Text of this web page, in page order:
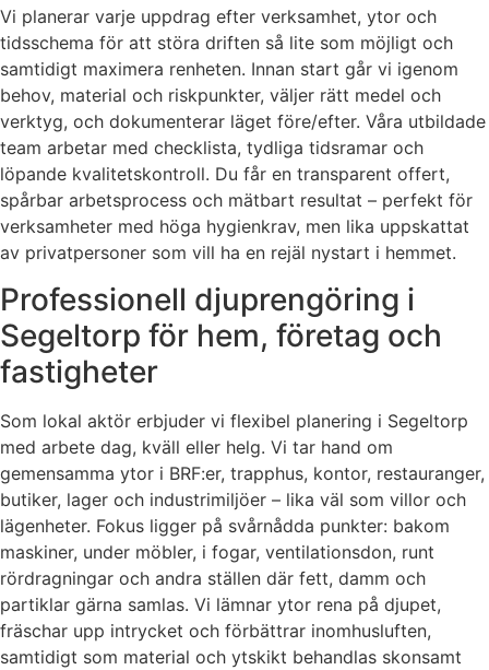
Vi planerar varje uppdrag efter verksamhet, ytor och
tidsschema för att störa driften så lite som möjligt och
samtidigt maximera renheten. Innan start går vi igenom
behov, material och riskpunkter, väljer rätt medel och
verktyg, och dokumenterar läget före/efter. Våra utbildade
team arbetar med checklista, tydliga tidsramar och
löpande kvalitetskontroll. Du får en transparent offert,
spårbar arbetsprocess och mätbart resultat – perfekt för
verksamheter med höga hygienkrav, men lika uppskattat
av privatpersoner som vill ha en rejäl nystart i hemmet.
Professionell djuprengöring i
Segeltorp för hem, företag och
fastigheter
Som lokal aktör erbjuder vi flexibel planering i Segeltorp
med arbete dag, kväll eller helg. Vi tar hand om
gemensamma ytor i BRF:er, trapphus, kontor, restauranger,
butiker, lager och industrimiljöer – lika väl som villor och
lägenheter. Fokus ligger på svårnådda punkter: bakom
maskiner, under möbler, i fogar, ventilationsdon, runt
rördragningar och andra ställen där fett, damm och
partiklar gärna samlas. Vi lämnar ytor rena på djupet,
fräschar upp intrycket och förbättrar inomhusluften,
samtidigt som material och ytskikt behandlas skonsamt